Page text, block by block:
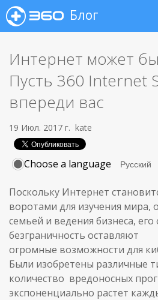
Блог
Интернет может
Пусть 360 Internet
впереди вас
19 Июл. 2017 г. kate
Choose a language
Поскольку Интернет
воротами для изучения мира,
семьей и ведения бизнеса,
безграничность оставляют
огромные возможности для
Были изобретены различные
количество вредоносных
экспоненциально растет